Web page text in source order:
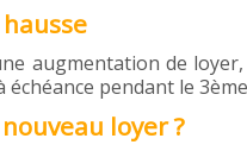
augmentation de
pendant le
loyer ?